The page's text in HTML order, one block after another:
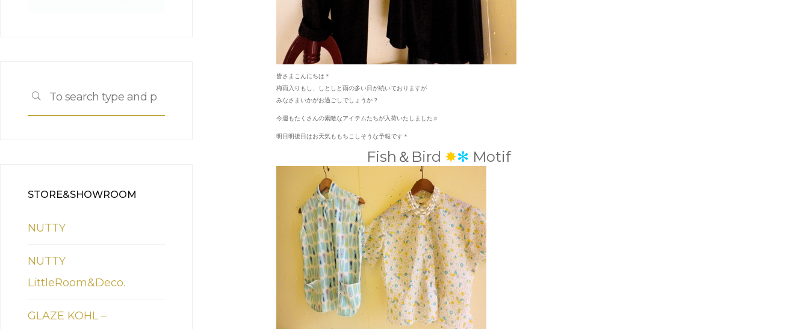
皆さまこんにちは＊
梅雨入りもし、しとしと雨の多い日が続いておりますが
みなさまいかがお過ごしでしょうか？
今週もたくさんの素敵なアイテムたちが入荷いたしました♬
明日明後日はお天気ももちこしそうな予報です＊
Fish＆Bird ✸✻ Motif
SEARCH
STORE&SHOWROOM
NUTTY
NUTTY
LittleRoom&Deco.
GLAZE KOHL –